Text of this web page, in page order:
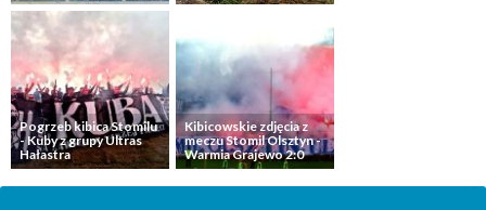
Pogrzeb kibica Stomilu
- Kuby z grupy Ultras
Hałastra
Kibicowskie zdjęcia z
meczu Stomil Olsztyn -
Warmia Grajewo 2:0